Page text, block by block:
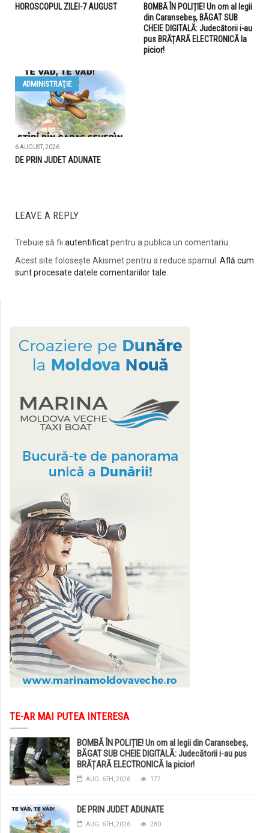
HOROSCOPUL ZILEI-7 AUGUST
BOMBĂ ÎN POLIȚIE! Un om al legii
din Caransebeș, BĂGAT SUB
CHEIE DIGITALĂ: Judecătorii i-au
pus BRĂȚARĂ ELECTRONICĂ la
picior!
ADMINISTRAŢIE
6 AUGUST, 2026
DE PRIN JUDET ADUNATE
LEAVE A REPLY
Trebuie să fii autentificatpentru a publica un comentariu.
Acest site folosește Akismet pentru a reduce spamul. Află cum
sunt procesate datele comentariilor tale
TE-AR MAI PUTEA INTERESA
BOMBĂ ÎN POLIȚIE! Un om al legii din Caransebeș,
BĂGAT SUB CHEIE DIGITALĂ: Judecătorii i-au pus
BRĂȚARĂ ELECTRONICĂ la picior!
AUG. 6TH, 2026 177
DE PRIN JUDET ADUNATE
AUG. 6TH, 2026 280